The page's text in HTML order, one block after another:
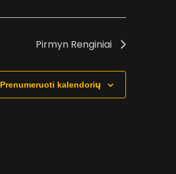
Pirmyn Renginiai
Prenumeruoti kalendorių